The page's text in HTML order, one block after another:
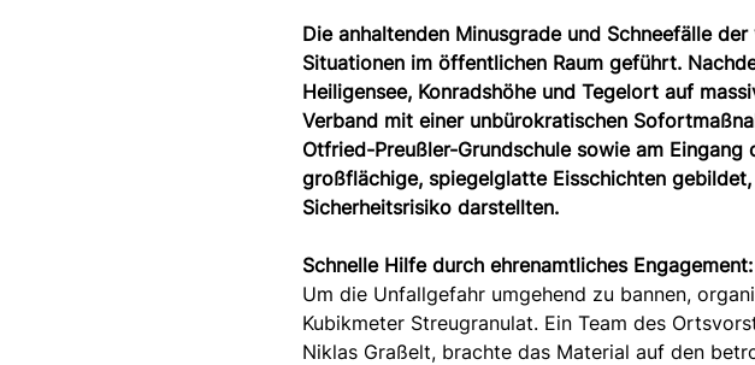
Die anhaltenden Minusgrade und Schneefälle
Situationen im öffentlichen Raum geführt.
Heiligensee, Konradshöhe und Tegelort auf
Verband mit einer unbürokratischen
Otfried-Preußler-Grundschule sowie am
großflächige, spiegelglatte Eisschichten
Sicherheitsrisiko darstellten.
Schnelle Hilfe durch ehrenamtliches Engagement:
Um die Unfallgefahr umgehend zu bannen,
Kubikmeter Streugranulat. Ein Team des
Niklas Graßelt, brachte das Material auf den